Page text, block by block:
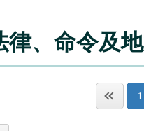
、命令及
1